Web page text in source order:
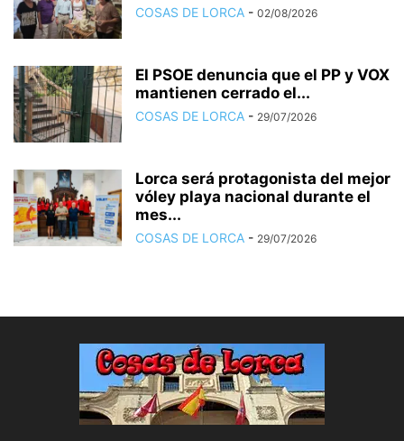
COSAS DE LORCA - 02/08/2026
El PSOE denuncia que el PP y VOX
mantienen cerrado el...
COSAS DE LORCA - 29/07/2026
Lorca será protagonista del mejor
vóley playa nacional durante el
mes...
COSAS DE LORCA - 29/07/2026